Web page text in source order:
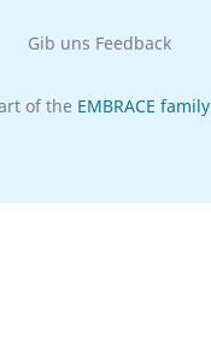
Gib uns Feedback
of the EMBRACE family